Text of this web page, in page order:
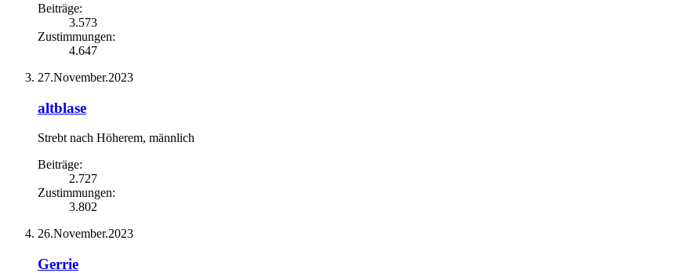
Beiträge:
3.573
Zustimmungen:
4.647
27.November.2023
altblase
Strebt nach Höherem, männlich
Beiträge:
2.727
Zustimmungen:
3.802
26.November.2023
Gerrie